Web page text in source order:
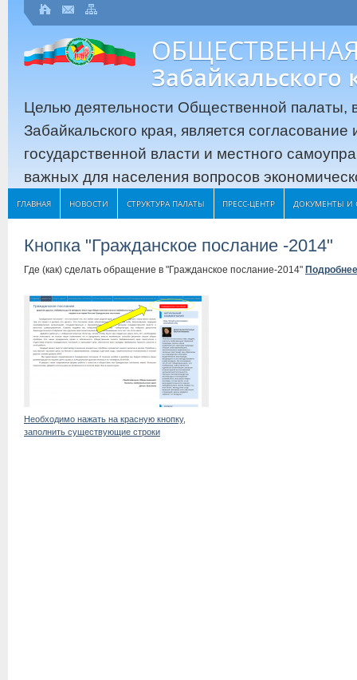
Забайкальского
Целью деятельности Общественной палаты,
Забайкальского края, является
государственной власти и местного
важных для населения вопросов
ГЛАВНАЯ НОВОСТИ СТРУКТУРА ПАЛАТЫ ПРЕСС-ЦЕНТР ДОКУМЕНТЫ И
Кнопка "Гражданское послание -2014"
Где (как) сделать обращение в "Гражданское послание-2014" Подробнее
Необходимо нажать на красную кнопку,
заполнить существующие строки